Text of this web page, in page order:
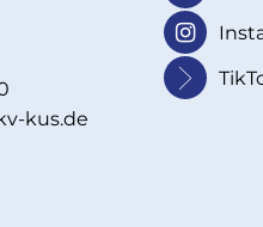
kus.de